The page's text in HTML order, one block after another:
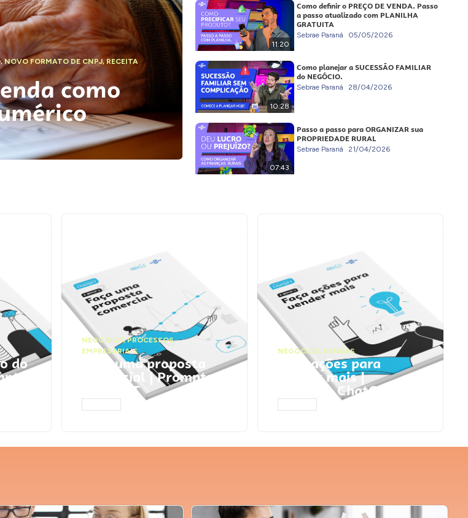
,NOVO FORMATO DE CNPJ,RECEITA
como
11:20
Como definir o PREÇO DE VENDA. Passo
a passo atualizado com PLANILHA
GRATUITA
Sebrae Paraná 05/05/2026
10:28
Como planejar a SUCESSÃO FAMILIAR
do NEGÓCIO.
Sebrae Paraná 28/04/2026
07:43
Passo a passo para ORGANIZAR sua
PROPRIEDADE RURAL
Sebrae Paraná 21/04/2026
do
NEGÓCIOS,PROCESSOS
EMPRESARIAIS
Faça uma proposta
comercial | Prompts
ChatGPT
NEGÓCIOS, VENDAS
Faça ações para
vender mais |
Prompts ChatGPT